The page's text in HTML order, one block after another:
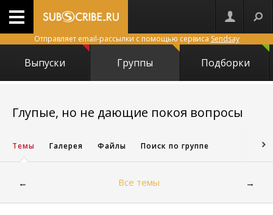
Отправляет email-рассылки с помощью сервиса Sendsay
Выпуски Группы Подборки
Глупые, но не дающие покоя вопросы
Темы Галерея Файлы Поиск по группе
← Все темы →